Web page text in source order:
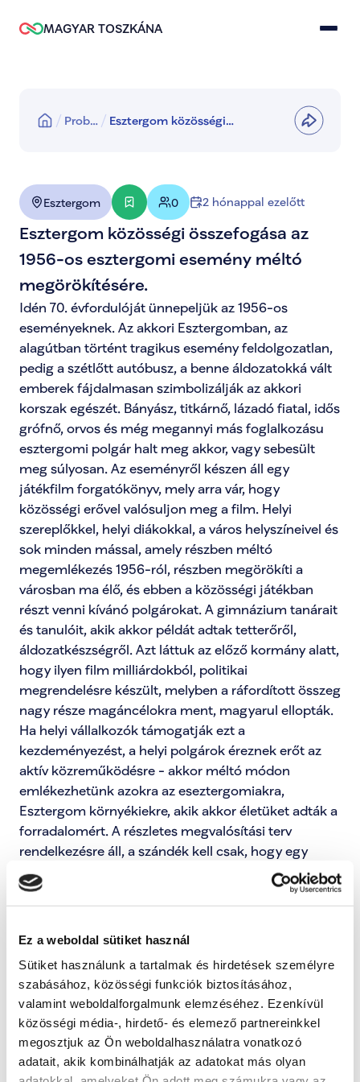
Ez a weboldal sütiket használ
Sütiket használunk a tartalmak és hirdetések személyre
szabásához, közösségi funkciók biztosításához,
valamint weboldalforgalmunk elemzéséhez. Ezenkívül
közösségi média-, hirdető- és elemező partnereinkkel
megosztjuk az Ön weboldalhasználatra vonatkozó
adatait, akik kombinálhatják az adatokat más olyan
MAGYAR TOSZKÁNA
Prob…
Esztergom közösségi
Esztergom 0 2 hónappal ezelőtt
Esztergom közösségi összefogása az
1956-os esztergomi esemény méltó
megörökítésére.
Idén 70. évfordulóját ünnepeljük az 1956-os
eseményeknek. Az akkori Esztergomban, az
alagútban történt tragikus esemény feldolgozatlan,
pedig a szétlőtt autóbusz, a benne áldozatokká vált
emberek fájdalmasan szimbolizálják az akkori
korszak egészét. Bányász, titkárnő, lázadó fiatal, idős
grófnő, orvos és még megannyi más foglalkozásu
esztergomi polgár halt meg akkor, vagy sebesült
meg súlyosan. Az eseményről készen áll egy
játékfilm forgatókönyv, mely arra vár, hogy
közösségi erővel valósuljon meg a film. Helyi
szereplőkkel, helyi diákokkal, a város helyszíneivel és
sok minden mással, amely részben méltó
megemlékezés 1956-ról, részben megörökíti a
városban ma élő, és ebben a közösségi játékban
részt venni kívánó polgárokat. A gimnázium tanárait
és tanulóit, akik akkor példát adtak tetterőről,
áldozatkészségről. Azt láttuk az előző kormány alatt,
hogy ilyen film milliárdokból, politikai
megrendelésre készült, melyben a ráfordított összeg
nagy része magáncélokra ment, magyarul ellopták.
Ha helyi vállalkozók támogatják ezt a
kezdeményezést, a helyi polgárok éreznek erőt az
aktív közreműködésre - akkor méltó módon
emlékezhetünk azokra az eseztergomiakra,
Esztergom környékiekre, akik akkor életüket adták a
forradalomért. A részletes megvalósítási terv
rendelkezésre áll, a szándék kell csak, hogy egy
páratlan közösségi élménnyel gazdagodjon még
idén a város.
Bejelentői frissítések megnyitása
Kategóriák:
Engem is érint ez a probléma
Ezzel tudod jelezni, hogy ez a probléma rád is
hatással van, és fontosnak tartod a megoldását.